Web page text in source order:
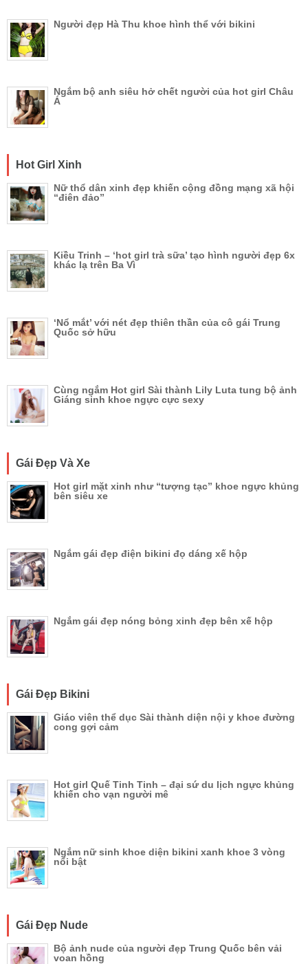
Người đẹp Hà Thu khoe hình thể với bikini
Ngắm bộ anh siêu hở chết người của hot girl Châu
Á
Hot Girl Xinh
Nữ thổ dân xinh đẹp khiến cộng đồng mạng xã hội
“điên đảo”
Kiều Trinh – ‘hot girl trà sữa’ tạo hình người đẹp 6x
khác lạ trên Ba Vì
‘Nổ mắt’ với nét đẹp thiên thần của cô gái Trung
Quốc sở hữu
Cùng ngắm Hot girl Sài thành Lily Luta tung bộ ảnh
Giáng sinh khoe ngực cực sexy
Gái Đẹp Và Xe
Hot girl mặt xinh như “tượng tạc” khoe ngực khủng
bên siêu xe
Ngắm gái đẹp điện bikini đọ dáng xế hộp
Ngắm gái đẹp nóng bỏng xinh đẹp bên xế hộp
Gái Đẹp Bikini
Giáo viên thể dục Sài thành diện nội y khoe đường
cong gợi cảm
Hot girl Quế Tinh Tinh – đại sứ du lịch ngực khủng
khiến cho vạn người mê
Ngắm nữ sinh khoe diện bikini xanh khoe 3 vòng
nổi bật
Gái Đẹp Nude
Bộ ảnh nude của người đẹp Trung Quốc bên vải
voan hồng